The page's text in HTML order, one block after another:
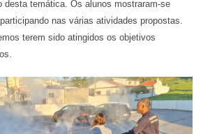
desta temática. Os alunos mostraram-se
nas várias atividades propostas.
terem sido atingidos os objetivos